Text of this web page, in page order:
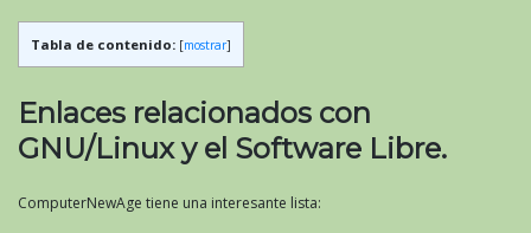
Tabla de contenido: [mostrar]
Enlaces relacionados con
GNU/Linux y el Software Libre.
ComputerNewAge tiene una interesante lista: